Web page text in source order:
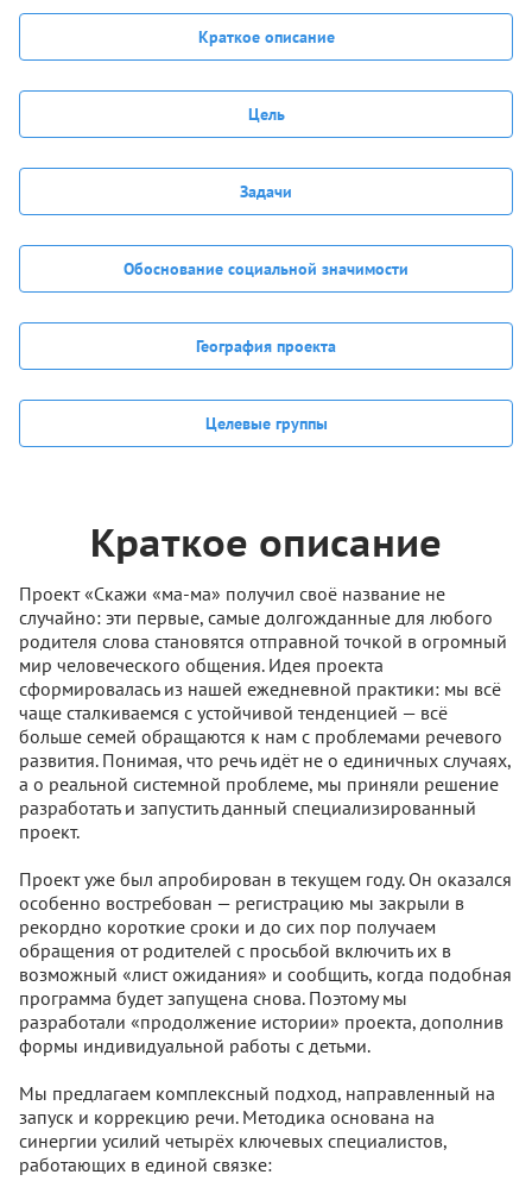
Краткое описание
Цель
Задачи
Обоснование социальной значимости
География проекта
Целевые группы
Краткое описание
Проект «Скажи «ма-ма» получил своё название не
случайно: эти первые, самые долгожданные для любого
родителя слова становятся отправной точкой в огромный
мир человеческого общения. Идея проекта
сформировалась из нашей ежедневной практики: мы всё
чаще сталкиваемся с устойчивой тенденцией — всё
больше семей обращаются к нам с проблемами речевого
развития. Понимая, что речь идёт не о единичных случаях,
а о реальной системной проблеме, мы приняли решение
разработать и запустить данный специализированный
проект.
Проект уже был апробирован в текущем году. Он оказался
особенно востребован — регистрацию мы закрыли в
рекордно короткие сроки и до сих пор получаем
обращения от родителей с просьбой включить их в
возможный «лист ожидания» и сообщить, когда подобная
программа будет запущена снова. Поэтому мы
разработали «продолжение истории» проекта, дополнив
формы индивидуальной работы с детьми.
Мы предлагаем комплексный подход, направленный на
запуск и коррекцию речи. Методика основана на
синергии усилий четырёх ключевых специалистов,
работающих в единой связке: